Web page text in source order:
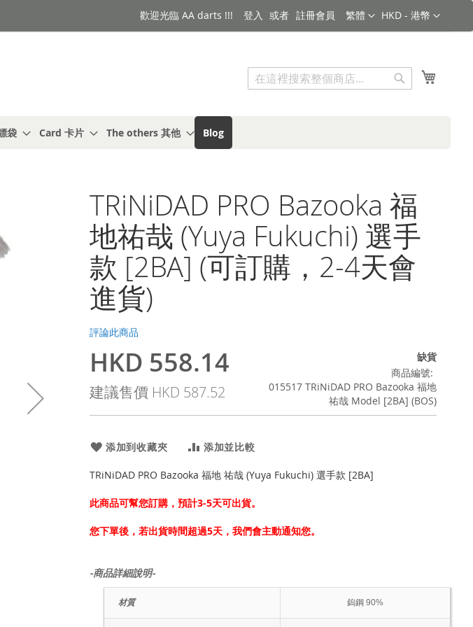
金額
HKD - 港幣
語言
繁體
歡迎光臨 AA darts !!! 登入 註冊會員
搜索
袋 Card 卡片 The others 其他 Blog
TRiNiDAD PRO Bazooka 福
地祐哉 (Yuya Fukuchi) 選手
款 [2BA] (可訂購，2-4天會
進貨)
評論此商品
特
殊
價
HKD 558.14
建議售價 HKD 587.52
缺貨
商品編號
015517 TRiNiDAD PRO Bazooka 福地
祐哉 Model [2BA] (BOS)
添加到收藏夾 添加並比較
TRiNiDAD PRO Bazooka 福地 祐哉 (Yuya Fukuchi) 選手款 [2BA]
此商品可幫您訂購，預計3-5天可出貨。
您下單後，若出貨時間超過5天，我們會主動通知您。
-商品詳細說明-
材質 鎢鋼 90%